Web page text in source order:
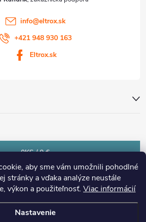
aby sme vám umožnili pohodlné
stránky a vďaka analýze neustále
výkon a použiteľnosť. Viac informácií
Nastavenie
info@eltrox.sk
+421 948 930 163
Eltrox.sk
0KS /0 €